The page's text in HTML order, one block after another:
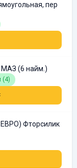
пер
МАЗ (6 найм.)
(4)
Фторсилик